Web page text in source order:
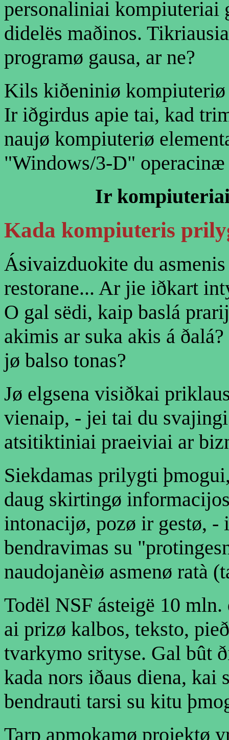
personaliniai kompiuteriai
didelës maðinos.
programø gausa, ar ne?
Kils kiðeniniø kompiuteriø
Ir iðgirdus apie tai, kad
naujø kompiuteriø
"Windows/3-D" operacinæ
Ir
Kada kompiuteris
Ásivaizduokite du
restorane... Ar jie iðkart
O gal sëdi, kaip baslá
akimis ar suka akis á
jø balso tonas?
Jø elgsena visiðkai
vienaip, - jei tai du
atsitiktiniai praeiviai ar
Siekdamas prilygti
daug skirtingø
intonacijø, pozø ir gestø, -
bendravimas su
naudojanèiø asmenø ratà
Todël NSF ásteigë 10
ai prizø kalbos, teksto,
tvarkymo srityse. Gal bût
kada nors iðaus diena, kai
bendrauti tarsi su kitu
Tarp apmokamø projektø